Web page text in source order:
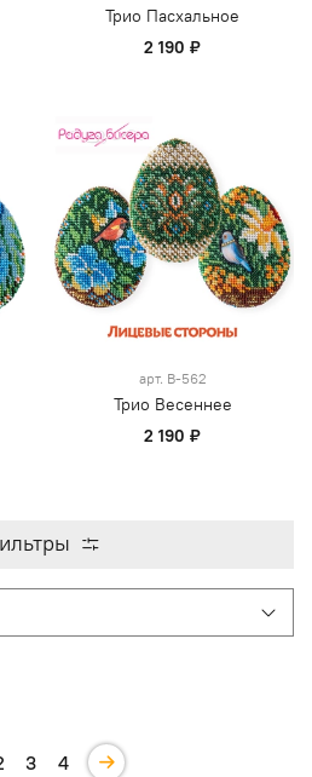
Трио Пасхальное
2 190 ₽
арт. В-562
Трио Весеннее
2 190 ₽
3 4